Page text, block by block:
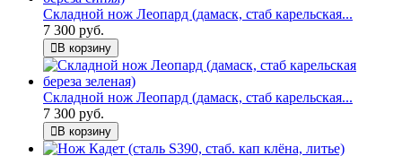
Складной нож Леопард (дамаск, стаб карельская...
7 300 руб.
В корзину
Складной нож Леопард (дамаск, стаб карельская...
7 300 руб.
В корзину